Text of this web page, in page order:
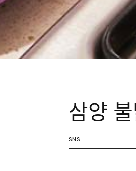
삼양
SNS